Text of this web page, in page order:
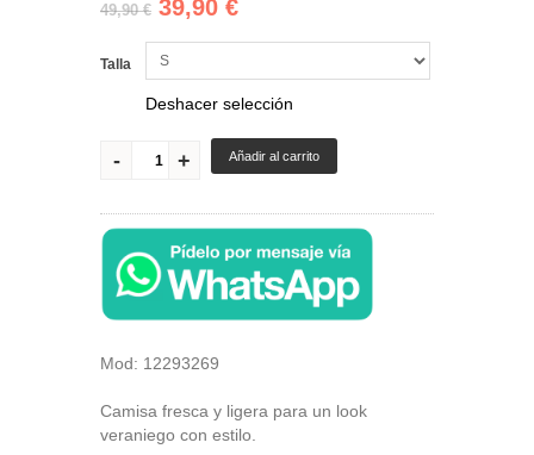
49,90 € 39,90 €
Talla
Deshacer selección
Añadir al carrito
Mod: 12293269
Camisa fresca y ligera para un look
veraniego con estilo.